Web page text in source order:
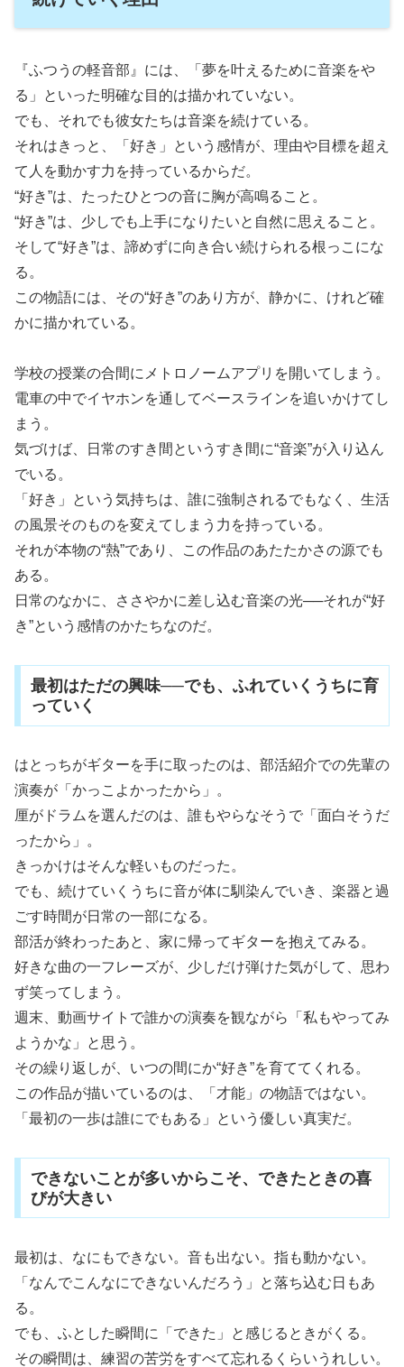
『ふつうの軽音部』には、「夢を叶えるために音楽をや
る」といった明確な目的は描かれていない。
でも、それでも彼女たちは音楽を続けている。
それはきっと、「好き」という感情が、理由や目標を超え
て人を動かす力を持っているからだ。
“好き”は、たったひとつの音に胸が高鳴ること。
“好き”は、少しでも上手になりたいと自然に思えること。
そして“好き”は、諦めずに向き合い続けられる根っこにな
る。
この物語には、その“好き”のあり方が、静かに、けれど確
かに描かれている。
学校の授業の合間にメトロノームアプリを開いてしまう。
電車の中でイヤホンを通してベースラインを追いかけてし
まう。
気づけば、日常のすき間というすき間に“音楽”が入り込ん
でいる。
「好き」という気持ちは、誰に強制されるでもなく、生活
の風景そのものを変えてしまう力を持っている。
それが本物の“熱”であり、この作品のあたたかさの源でも
ある。
日常のなかに、ささやかに差し込む音楽の光──それが“好
き”という感情のかたちなのだ。
最初はただの興味──でも、ふれていくうちに育
っていく
はとっちがギターを手に取ったのは、部活紹介での先輩の
演奏が「かっこよかったから」。
厘がドラムを選んだのは、誰もやらなそうで「面白そうだ
ったから」。
きっかけはそんな軽いものだった。
でも、続けていくうちに音が体に馴染んでいき、楽器と過
ごす時間が日常の一部になる。
部活が終わったあと、家に帰ってギターを抱えてみる。
好きな曲の一フレーズが、少しだけ弾けた気がして、思わ
ず笑ってしまう。
週末、動画サイトで誰かの演奏を観ながら「私もやってみ
ようかな」と思う。
その繰り返しが、いつの間にか“好き”を育ててくれる。
この作品が描いているのは、「才能」の物語ではない。
「最初の一歩は誰にでもある」という優しい真実だ。
できないことが多いからこそ、できたときの喜
びが大きい
最初は、なにもできない。音も出ない。指も動かない。
「なんでこんなにできないんだろう」と落ち込む日もあ
る。
でも、ふとした瞬間に「できた」と感じるときがくる。
その瞬間は、練習の苦労をすべて忘れるくらいうれしい。